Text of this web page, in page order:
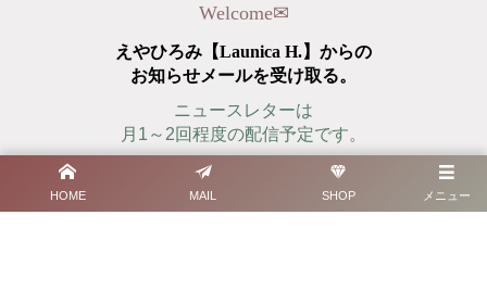
メニュー
HOME MAIL SHOP
Welcome✉︎
えやひろみ【Launica H.】からの
お知らせメールを受け取る。
ニュースレターは
月1～2回程度の配信予定です。